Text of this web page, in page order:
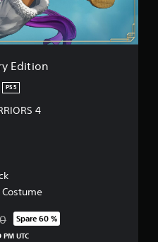
Edition
PS5
4
gegenüber dem Originalpreis
Spare 60 %
UTC